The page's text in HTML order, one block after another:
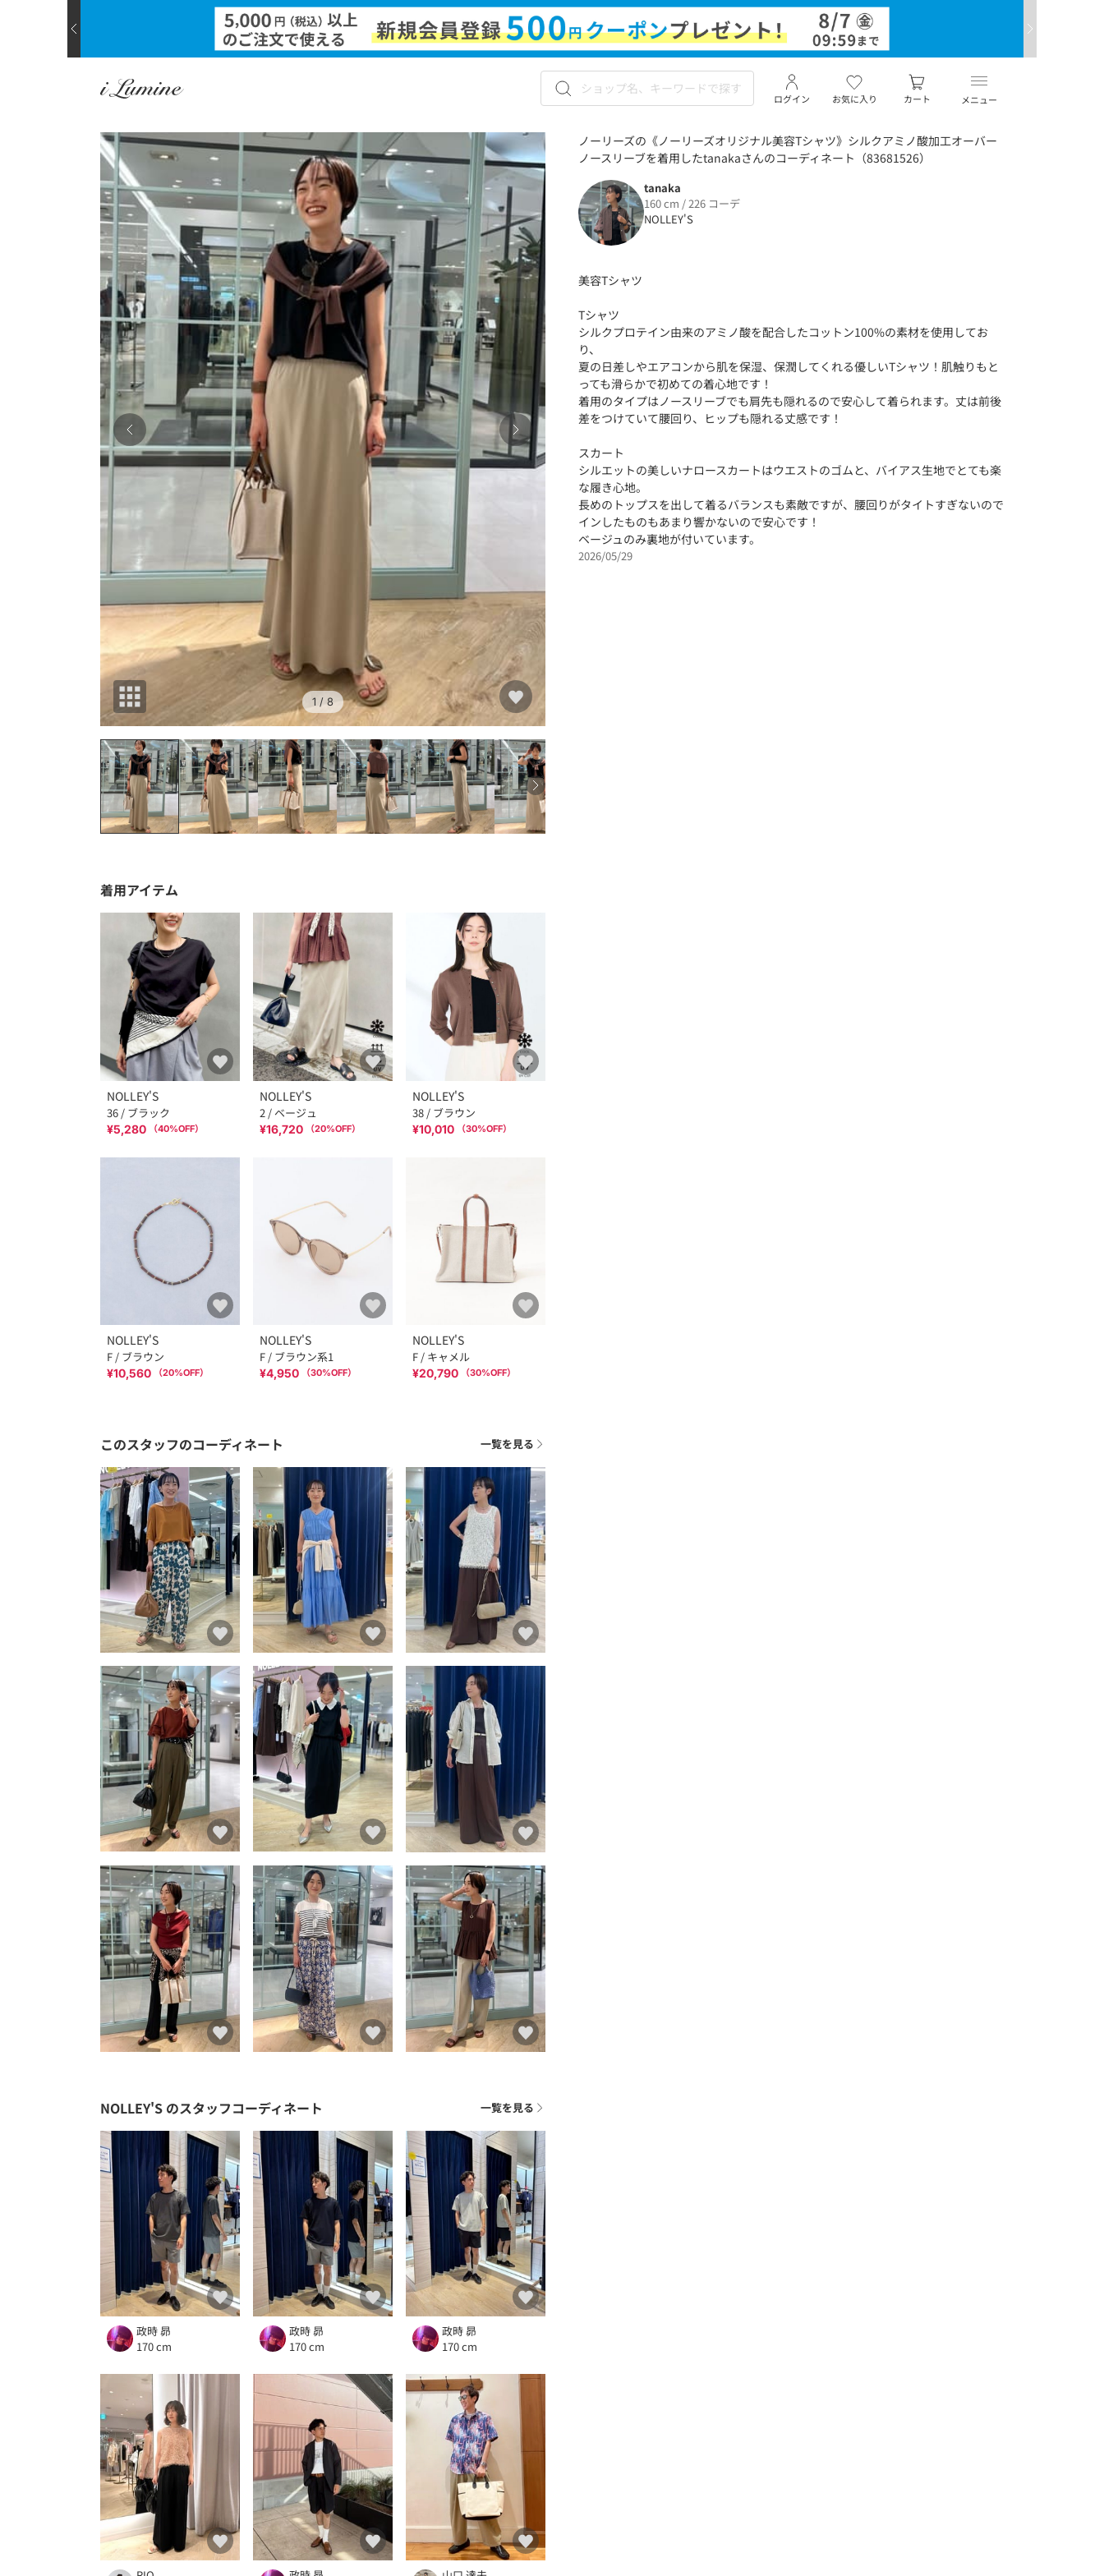
メニュー
お気に入り
ログイン カート
1 / 8
ノーリーズの《ノーリーズオリジナル美容Tシャツ》シルクアミノ酸加工オーバー
ノースリーブを着用したtanakaさんのコーディネート（83681526）
tanaka
160 cm / 226 コーデ
NOLLEY'S
美容Tシャツ
Tシャツ
シルクプロテイン由来のアミノ酸を配合したコットン100%の素材を使用してお
り、
夏の日差しやエアコンから肌を保湿、保潤してくれる優しいTシャツ！肌触りもと
っても滑らかで初めての着心地です！
着用のタイプはノースリーブでも肩先も隠れるので安心して着られます。丈は前後
差をつけていて腰回り、ヒップも隠れる丈感です！
スカート
シルエットの美しいナロースカートはウエストのゴムと、バイアス生地でとても楽
な履き心地。
長めのトップスを出して着るバランスも素敵ですが、腰回りがタイトすぎないので
インしたものもあまり響かないので安心です！
ベージュのみ裏地が付いています。
2026/05/29
着用アイテム
NOLLEY'S
36 / ブラック
¥5,280 （40%OFF）
NOLLEY'S
2 / ベージュ
¥16,720 （20%OFF）
NOLLEY'S
38 / ブラウン
¥10,010 （30%OFF）
NOLLEY'S
F / ブラウン
¥10,560 （20%OFF）
NOLLEY'S
F / ブラウン系1
¥4,950 （30%OFF）
NOLLEY'S
F / キャメル
¥20,790 （30%OFF）
このスタッフのコーディネート 一覧を見る
NOLLEY'S のスタッフコーディネート 一覧を見る
政時 昴
170 cm
政時 昴
170 cm
政時 昴
170 cm